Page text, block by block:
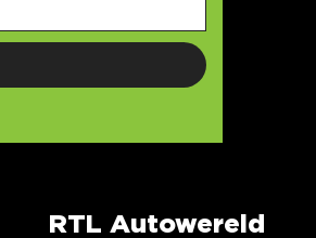
RTL Autowereld